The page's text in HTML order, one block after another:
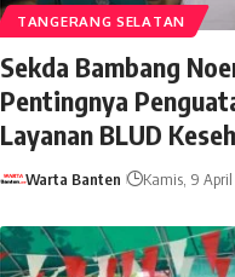
TANGERANG SELATAN
Sekda Bambang
Pentingnya
Layanan BLUD
Warta Banten Kamis, 9